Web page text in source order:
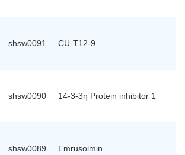
shsw0091 CU-T12-9
shsw0090 14-3-3η Protein inhibitor 1
shsw0089 Emrusolmin